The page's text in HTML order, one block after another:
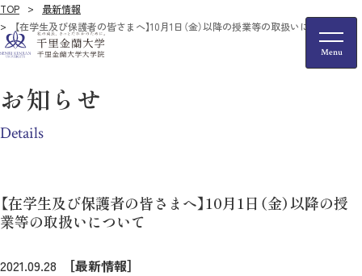
TOP
最新情報
【在学生及び保護者の皆さまへ】10月1日（金）以降の授業等の取扱いについて
お知らせ
Details
【在学生及び保護者の皆さまへ】10月1日（金）以降の授
業等の取扱いについて
2021.09.28 ［最新情報］